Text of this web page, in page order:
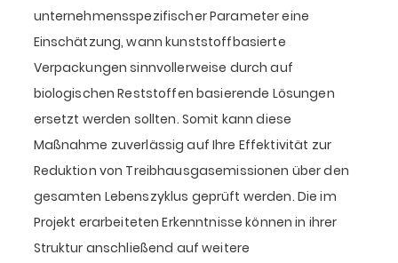
unternehmensspezifischer Parameter eine
Einschätzung, wann kunststoffbasierte
Verpackungen sinnvollerweise durch auf
biologischen Reststoffen basierende Lösungen
ersetzt werden sollten. Somit kann diese
Maßnahme zuverlässig auf Ihre Effektivität zur
Reduktion von Treibhausgasemissionen über den
gesamten Lebenszyklus geprüft werden. Die im
Projekt erarbeiteten Erkenntnisse können in ihrer
Struktur anschließend auf weitere